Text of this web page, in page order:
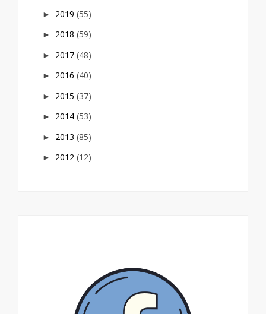
► 2019 (55)
► 2018 (59)
► 2017 (48)
► 2016 (40)
► 2015 (37)
► 2014 (53)
► 2013 (85)
► 2012 (12)